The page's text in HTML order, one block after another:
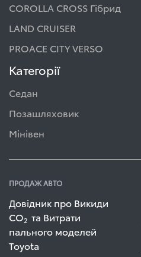
COROLLA CROSS Гібрид
LAND CRUISER
PROACE CITY VERSO
Категорії
Седан
Позашляховик
Мінівен
ПРОДАЖ АВТО
Довідник про Викиди
СО2 та Витрати
пального моделей
Toyota